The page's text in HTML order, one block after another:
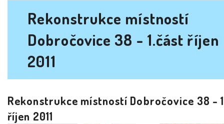
Rekonstrukce místností
Dobročovice 38 - 1.část říjen
2011
Rekonstrukce místností Dobročovice 38 -
říjen 2011